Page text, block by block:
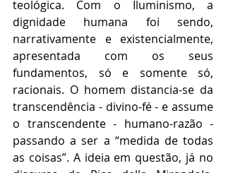
teológica. Com o Iluminismo, a
dignidade humana foi sendo,
narrativamente e existencialmente,
apresentada com os seus
fundamentos, só e somente só,
racionais. O homem distancia-se da
transcendência - divino-fé - e assume
o transcendente - humano-razão -
passando a ser a “medida de todas
as coisas”. A ideia em questão, já no